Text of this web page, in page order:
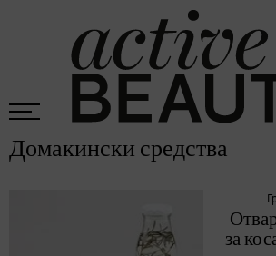
Домакински средства
за